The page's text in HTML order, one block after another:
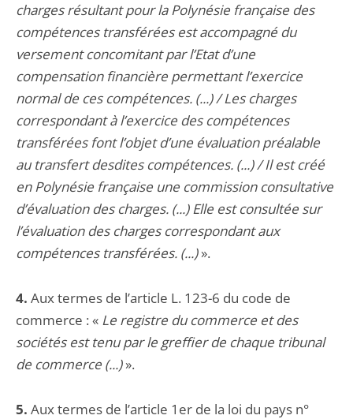
charges résultant pour la Polynésie française des
compétences transférées est accompagné du
versement concomitant par l’Etat d’une
compensation financière permettant l’exercice
normal de ces compétences. (...) / Les charges
correspondant à l’exercice des compétences
transférées font l’objet d’une évaluation préalable
au transfert desdites compétences. (...) / Il est créé
en Polynésie française une commission consultative
d’évaluation des charges. (...) Elle est consultée sur
l’évaluation des charges correspondant aux
compétences transférées. (...)».
4. Aux termes de l’article L. 123-6 du code de
commerce : « Le registre du commerce et des
sociétés est tenu par le greffier de chaque tribunal
de commerce (...)».
5. Aux termes de l’article 1er de la loi du pays n°